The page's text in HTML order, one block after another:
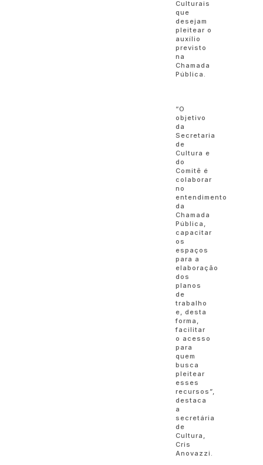
Culturais
que
desejam
pleitear o
auxílio
previsto
na
Chamada
Pública.
“O
objetivo
da
Secretaria
de
Cultura e
do
Comitê é
colaborar
no
entendimento
da
Chamada
Pública,
capacitar
os
espaços
para a
elaboração
dos
planos
de
trabalho
e, desta
forma,
facilitar
o acesso
para
quem
busca
pleitear
esses
recursos”,
destaca
a
secretária
de
Cultura,
Cris
Anovazzi.